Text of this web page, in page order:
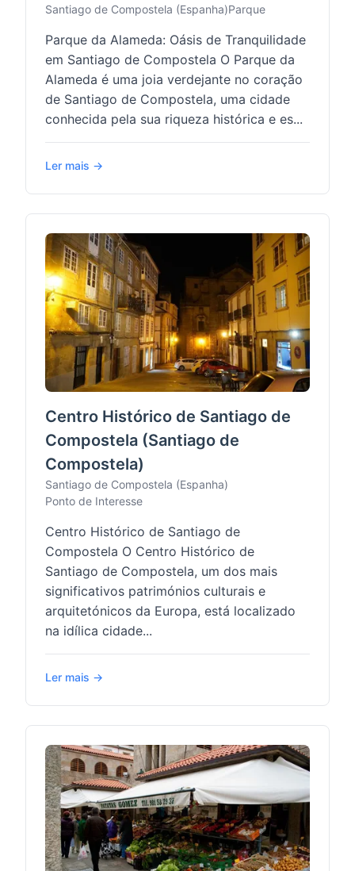
Santiago de Compostela (Espanha)Parque
Parque da Alameda: Oásis de Tranquilidade
em Santiago de Compostela O Parque da
Alameda é uma joia verdejante no coração
de Santiago de Compostela, uma cidade
conhecida pela sua riqueza histórica e es...
Ler mais →
Centro Histórico de Santiago de
Compostela (Santiago de
Compostela)
Santiago de Compostela (Espanha)
Ponto de Interesse
Centro Histórico de Santiago de
Compostela O Centro Histórico de
Santiago de Compostela, um dos mais
significativos patrimónios culturais e
arquitetónicos da Europa, está localizado
na idílica cidade...
Ler mais →